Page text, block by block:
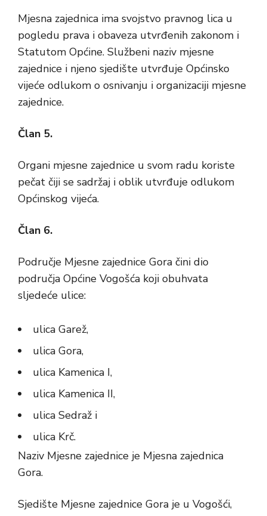
Mjesna zajednica ima svojstvo pravnog lica u
pogledu prava i obaveza utvrđenih zakonom i
Statutom Općine. Službeni naziv mjesne
zajednice i njeno sjedište utvrđuje Općinsko
vijeće odlukom o osnivanju i organizaciji mjesne
zajednice.
Član 5.
Organi mjesne zajednice u svom radu koriste
pečat čiji se sadržaj i oblik utvrđuje odlukom
Općinskog vijeća.
Član 6.
Područje Mjesne zajednice Gora čini dio
područja Općine Vogošća koji obuhvata
sljedeće ulice:
ulica Garež,
ulica Gora,
ulica Kamenica I,
ulica Kamenica II,
ulica Sedraž i
ulica Krč.
Naziv Mjesne zajednice je Mjesna zajednica
Gora.
Sjedište Mjesne zajednice Gora je u Vogošći,